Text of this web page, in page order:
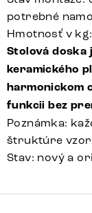
potrebné
Hmotnosť v
Stolová doska
keramického
harmonickom
funkcii bez
Poznámka:
štruktúre
Stav: nový a